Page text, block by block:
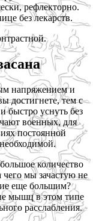
рефлекторно.
без лекарств.
напряжением и
достигнете, тем с
быстро уснуть без
военных, для
постоянной
количество
чего мы зачастую не
еще большим?
мышц в этом типе
расслабления.